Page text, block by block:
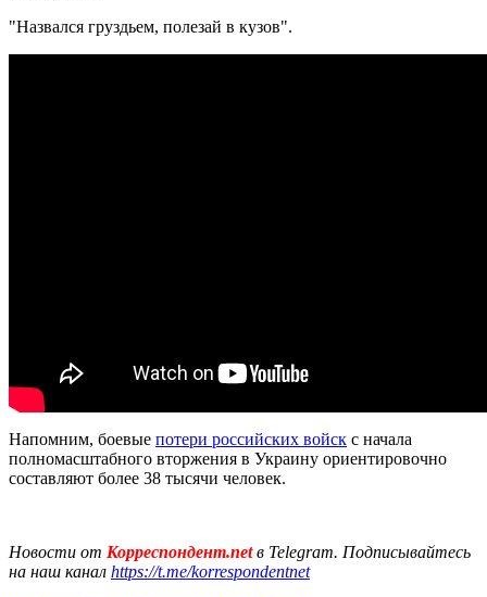
"Назвался груздьем, полезай в кузов".
Напомним, боевые потери российских войск с начала
полномасштабного вторжения в Украину ориентировочно
составляют более 38 тысячи человек.
Новости от Корреспондент.netв Telegram. Подписывайтесь
на наш канал https://t.me/korrespondentnet